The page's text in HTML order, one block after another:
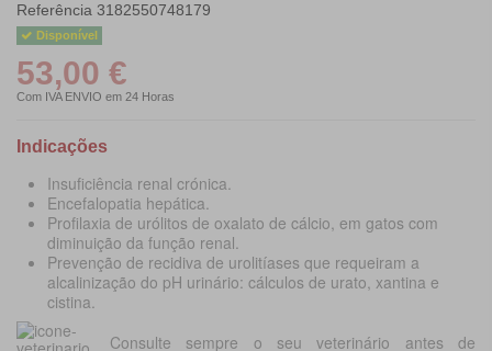
Referência 3182550748179
Disponível
53,00 €
Com IVA ENVIO em 24 Horas
Indicações
Insuficiência renal crónica.
Encefalopatia hepática.
Profilaxia de urólitos de oxalato de cálcio, em gatos com
diminuição da função renal.
Prevenção de recidiva de urolitíases que requeiram a
alcalinização do pH urinário: cálculos de urato, xantina e
cistina.
Consulte sempre o seu veterinário antes de